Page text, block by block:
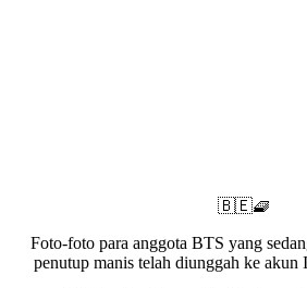
🇧🇪🧇
Foto-foto para anggota BTS yang
penutup manis telah diunggah ke akun